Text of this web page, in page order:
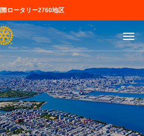
際ロータリー2760地区